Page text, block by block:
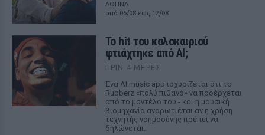
ΑΘΗΝΑ
από 06/08 έως 12/08
Το hit του καλοκαιριού
φτιάχτηκε από AI;
ΠΡΙΝ 4 ΜΈΡΕΣ
Ένα AI music app ισχυρίζεται ότι το
Rubberz «πολύ πιθανό» να προέρχεται
από το μοντέλο του - και η μουσική
βιομηχανία αναρωτιέται αν η χρήση
τεχνητής νοημοσύνης πρέπει να
δηλώνεται.